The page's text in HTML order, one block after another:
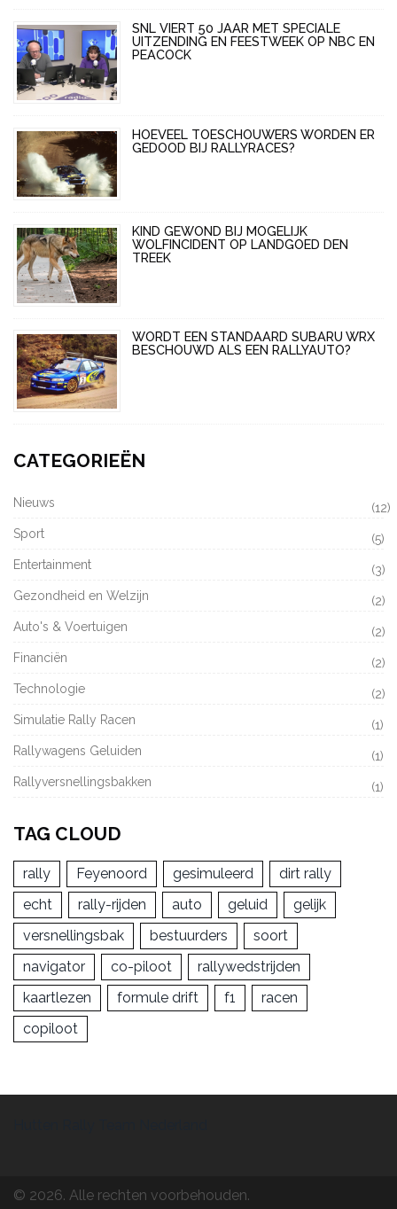
SNL VIERT 50 JAAR MET SPECIALE
UITZENDING EN FEESTWEEK OP NBC EN
PEACOCK
HOEVEEL TOESCHOUWERS WORDEN ER
GEDOOD BIJ RALLYRACES?
KIND GEWOND BIJ MOGELIJK
WOLFINCIDENT OP LANDGOED DEN
TREEK
WORDT EEN STANDAARD SUBARU WRX
BESCHOUWD ALS EEN RALLYAUTO?
CATEGORIEËN
Nieuws
(12)
Sport
(5)
Entertainment
(3)
Gezondheid en Welzijn
(2)
Auto's & Voertuigen
(2)
Financiën
(2)
Technologie
(2)
Simulatie Rally Racen
(1)
Rallywagens Geluiden
(1)
Rallyversnellingsbakken
(1)
TAG CLOUD
rally Feyenoord gesimuleerd
dirt rally
echt
rally-rijden auto geluid
gelijk
versnellingsbak
bestuurders
soort
navigator
co-piloot
rallywedstrijden
kaartlezen
formule drift f1
racen
copiloot
© 2026. Alle rechten voorbehouden.